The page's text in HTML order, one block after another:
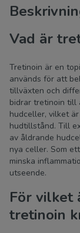
Vad är
Tretinoin är en
används för att
tillväxten och
bidrar tretinoin till
hudceller, vilket
hudtillstånd. Till
av åldrande
nya celler. Som
minska
utseende.
För vilket
tretinoin